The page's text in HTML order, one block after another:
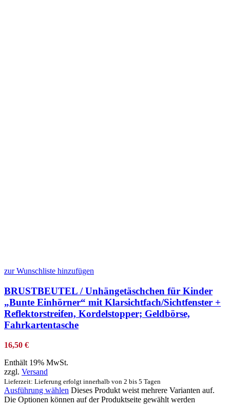
zur Wunschliste hinzufügen
BRUSTBEUTEL / Unhängetäschchen für Kinder
„Bunte Einhörner“ mit Klarsichtfach/Sichtfenster +
Reflektorstreifen, Kordelstopper; Geldbörse,
Fahrkartentasche
16,50 €
Enthält 19% MwSt.
zzgl. Versand
Lieferzeit: Lieferung erfolgt innerhalb von 2 bis 5 Tagen
Ausführung wählen Dieses Produkt weist mehrere Varianten auf.
Die Optionen können auf der Produktseite gewählt werden